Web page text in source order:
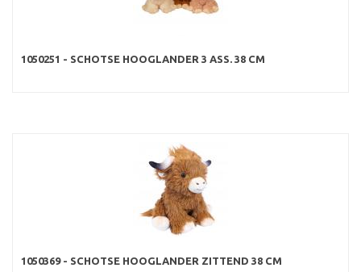
1050251 - SCHOTSE HOOGLANDER 3 ASS. 38 CM
1050369 - SCHOTSE HOOGLANDER ZITTEND 38 CM